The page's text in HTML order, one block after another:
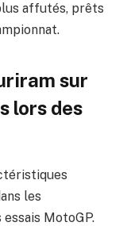
affutés, prêts
sur
lors des
les
MotoGP.